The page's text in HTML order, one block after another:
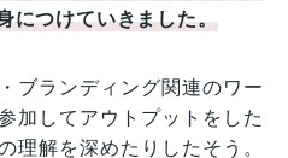
につけていきました。
ブランディング関連のワー
加してアウトプットをした
理解を深めたりしたそう。